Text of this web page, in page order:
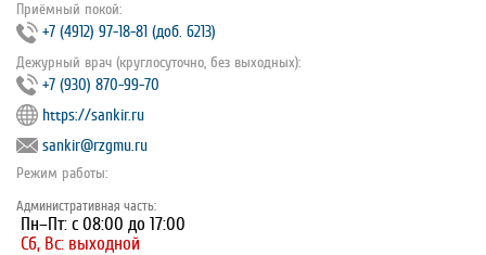
Приёмный покой:
+7 (4912) 97‐18‐81 (доб. 6213)
Дежурный врач (круглосуточно, без выходных):
+7 (930) 870-99-70
https://sankir.ru
sankir@rzgmu.ru
Режим работы:
Административная часть:
Пн–Пт: с 08:00 до 17:00
Сб, Вс: выходной